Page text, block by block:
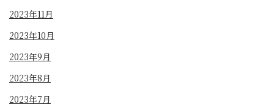
2023年11月
2023年10月
2023年9月
2023年8月
2023年7月